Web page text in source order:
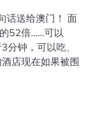
话送给澳门！ 面
52倍……可以
钟，可以吃、
店现在如果被围